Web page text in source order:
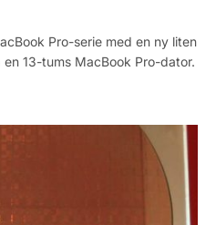
Pro-serie med en ny liten
13-tums MacBook Pro-dator.